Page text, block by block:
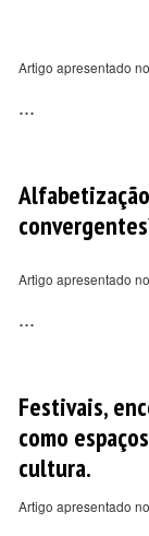
Artigo apresentado
...
Artigo apresentado
...
Festivais,
como
cultura.
Artigo apresentado